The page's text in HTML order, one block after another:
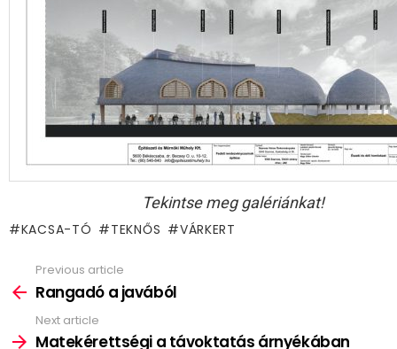
Tekintse meg galériánkat!
KACSA-TÓ TEKNŐS VÁRKERT
more
Previous article
Rangadó a javából
Next article
Matekérettségi a távoktatás árnyékában